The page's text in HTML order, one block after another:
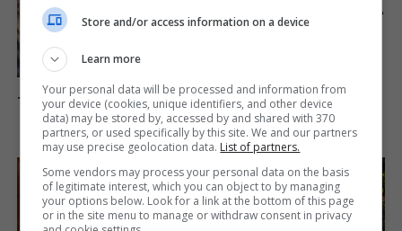
Mystery Solved: Here's Why
These 9 Actors Left Their TV
Shows
Brainberries
Look Inside
Store and/or access information on a device
Learn more
Your personal data will be processed and information from
your device (cookies, unique identifiers, and other device
data) may be stored by, accessed by and shared with 370
partners, or used specifically by this site. We and our partners
may use precise geolocation data. List of partners.
Some vendors may process your personal data on the basis
of legitimate interest, which you can object to by managing
your options below. Look for a link at the bottom of this page
or in the site menu to manage or withdraw consent in privacy